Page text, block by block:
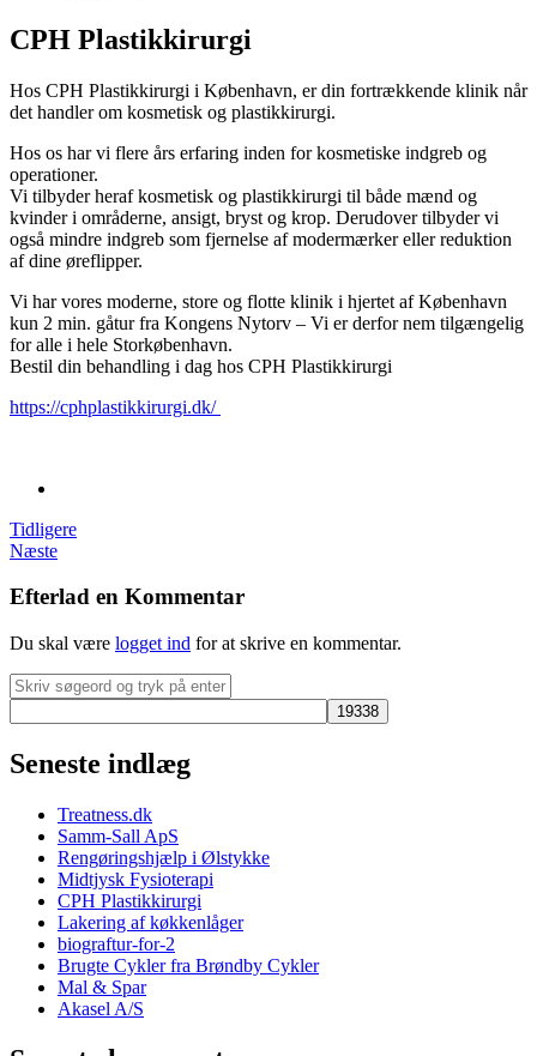
CPH Plastikkirurgi
Hos CPH Plastikkirurgi i København, er din fortrækkende klinik når
det handler om kosmetisk og plastikkirurgi.
Hos os har vi flere års erfaring inden for kosmetiske indgreb og
operationer.
Vi tilbyder heraf kosmetisk og plastikkirurgi til både mænd og
kvinder i områderne, ansigt, bryst og krop. Derudover tilbyder vi
også mindre indgreb som fjernelse af modermærker eller reduktion
af dine øreflipper.
Vi har vores moderne, store og flotte klinik i hjertet af København
kun 2 min. gåtur fra Kongens Nytorv – Vi er derfor nem tilgængelig
for alle i hele Storkøbenhavn.
Bestil din behandling i dag hos CPH Plastikkirurgi
https://cphplastikkirurgi.dk/
Tidligere
Næste
Efterlad en Kommentar
Du skal være logget ind for at skrive en kommentar.
Seneste indlæg
Treatness.dk
Samm-Sall ApS
Rengøringshjælp i Ølstykke
Midtjysk Fysioterapi
CPH Plastikkirurgi
Lakering af køkkenlåger
biograftur-for-2
Brugte Cykler fra Brøndby Cykler
Mal & Spar
Akasel A/S